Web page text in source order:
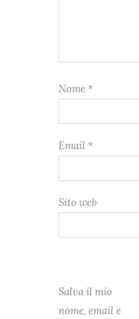
Nome *
Email *
Sito web
Salva il mio
nome, email e